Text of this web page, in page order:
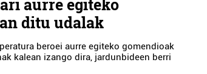
aurre egiteko
ditu udalak
beroei aurre egiteko gomendioak
kalean izango dira, jardunbideen berri